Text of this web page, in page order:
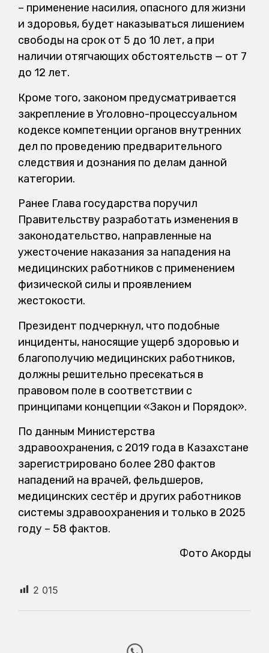
– применение насилия, опасного для жизни
и здоровья, будет наказываться лишением
свободы на срок от 5 до 10 лет, а при
наличии отягчающих обстоятельств — от 7
до 12 лет.
Кроме того, законом предусматривается
закрепление в Уголовно-процессуальном
кодексе компетенции органов внутренних
дел по проведению предварительного
следствия и дознания по делам данной
категории.
Ранее Глава государства поручил
Правительству разработать изменения в
законодательство, направленные на
ужесточение наказания за нападения на
медицинских работников с применением
физической силы и проявлением
жестокости.
Президент подчеркнул, что подобные
инциденты, наносящие ущерб здоровью и
благополучию медицинских работников,
должны решительно пресекаться в
правовом поле в соответствии с
принципами концепции «Закон и Порядок».
По данным Министерства
здравоохранения, с 2019 года в Казахстане
зарегистрировано более 280 фактов
нападений на врачей, фельдшеров,
медицинских сестёр и других работников
системы здравоохранения и только в 2025
году – 58 фактов.
Фото Акорды
2 015